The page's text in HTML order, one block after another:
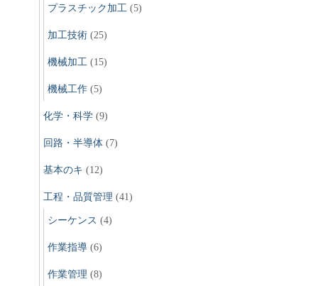
プラスチック加工 (5)
加工技術 (25)
機械加工 (15)
機械工作 (5)
化学・科学 (9)
回路・半導体 (7)
基本のキ (12)
工程・品質管理 (41)
シーケンス (4)
作業指導 (6)
作業管理 (8)